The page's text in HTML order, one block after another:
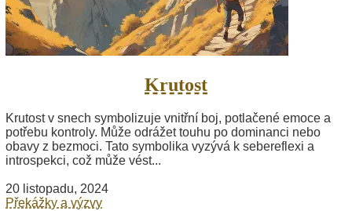
Krutost
Krutost v snech symbolizuje vnitřní boj, potlačené emoce a
potřebu kontroly. Může odrážet touhu po dominanci nebo
obavy z bezmoci. Tato symbolika vyzývá k sebereflexi a
introspekci, což může vést...
20 listopadu, 2024
Překážky a výzvy